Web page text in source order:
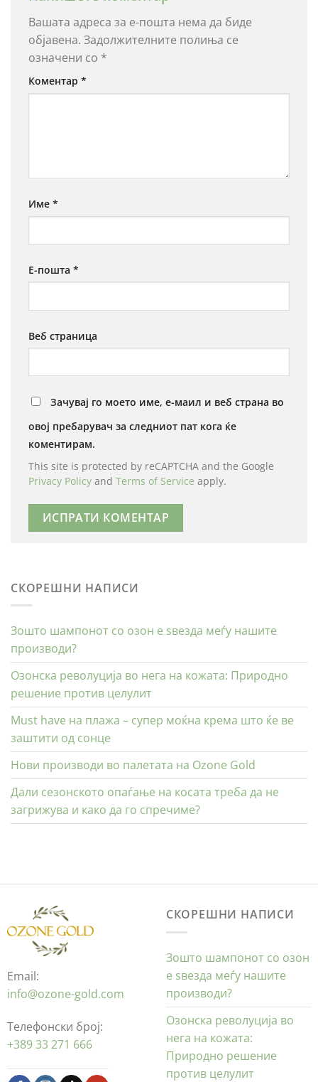
СКОРЕШНИ НАПИСИ
Зошто шампонот со озон е ѕвезда меѓу нашите
производи?
Озонска револуција во нега на кожата: Природно
решение против целулит
Must have на плажа – супер моќна крема што ќе ве
заштити од сонце
Нови производи во палетата на Ozone Gold
Дали сезонското опаѓање на косата треба да не
загрижува и како да го спречиме?
Вашата адреса за е-пошта нема да биде
објавена. Задолжителните полиња се
означени со *
Коментар *
Име *
Е-пошта *
Веб страница
Зачувај го моето име, е-маил и веб страна во
овој пребарувач за следниот пат кога ќе
коментирам.
This site is protected by reCAPTCHA and the Google
Privacy Policy and Terms of Service apply.
Email:
info@ozone-gold.com
Телефонски број:
+389 33 271 666
СКОРЕШНИ НАПИСИ
Зошто шампонот со озон
е ѕвезда меѓу нашите
производи?
Озонска револуција во
нега на кожата:
Природно решение
против целулит